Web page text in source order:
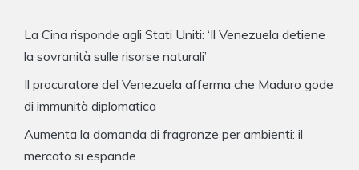
La Cina risponde agli Stati Uniti: ‘Il Venezuela detiene
la sovranità sulle risorse naturali’
Il procuratore del Venezuela afferma che Maduro gode
di immunità diplomatica
Aumenta la domanda di fragranze per ambienti: il
mercato si espande